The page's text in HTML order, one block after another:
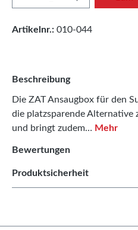
Artikelnr.: 010-044
Beschreibung
Die ZAT Ansaugbox für den
die platzsparende Alternative
und bringt zudem… Mehr
Bewertungen
Produktsicherheit